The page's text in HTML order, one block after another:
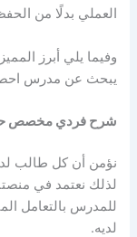
العملي بدلًا من
وفيما يلي أبرز
يبحث عن مدرس
شرح فردي مخصص
نؤمن أن كل طالب
لذلك نعتمد في
للمدرس بالتعامل
لديه.